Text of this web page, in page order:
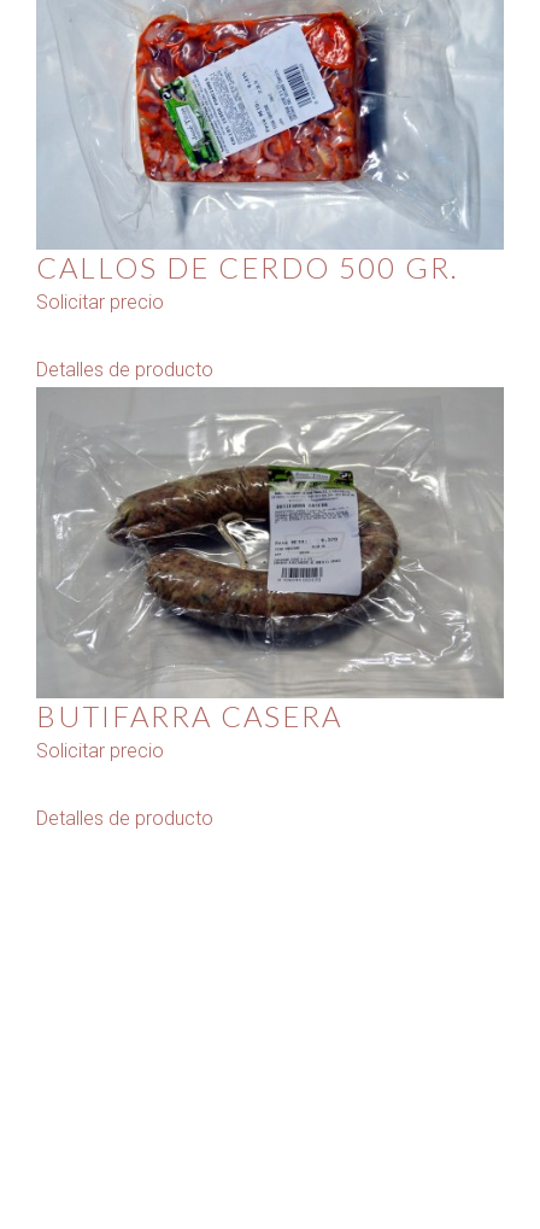
CALLOS DE CERDO 500 GR.
Solicitar precio
Detalles de producto
BUTIFARRA CASERA
Solicitar precio
Detalles de producto